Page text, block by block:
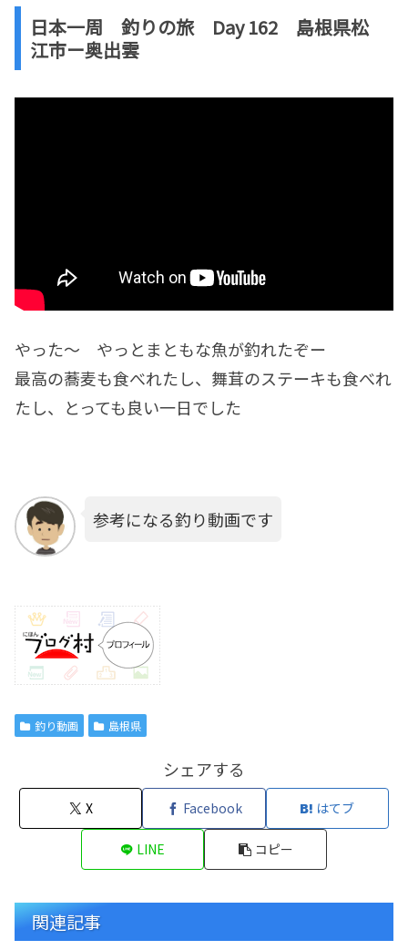
日本一周 釣りの旅 Day 162 島根県松
江市ー奥出雲
やった〜 やっとまともな魚が釣れたぞー
最高の蕎麦も食べれたし、舞茸のステーキも食べれ
たし、とっても良い一日でした
参考になる釣り動画です
釣り動画 島根県
シェアする
X Facebook はてブ
LINE コピー
関連記事